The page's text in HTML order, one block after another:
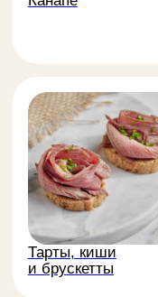
Открытие офиса
на 200 персон